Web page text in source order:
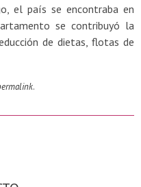
el país se encontraba en
se contribuyó la
de dietas, flotas de
.